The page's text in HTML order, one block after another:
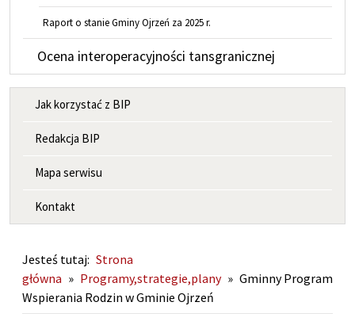
Raport o stanie Gminy Ojrzeń za 2025 r.
Ocena interoperacyjności tansgranicznej
MENU INFORMACYJNE
Jak korzystać z BIP
Redakcja BIP
Mapa serwisu
Kontakt
Jesteś tutaj: Strona
główna » Programy,strategie,plany » Gminny Program
Wspierania Rodzin w Gminie Ojrzeń